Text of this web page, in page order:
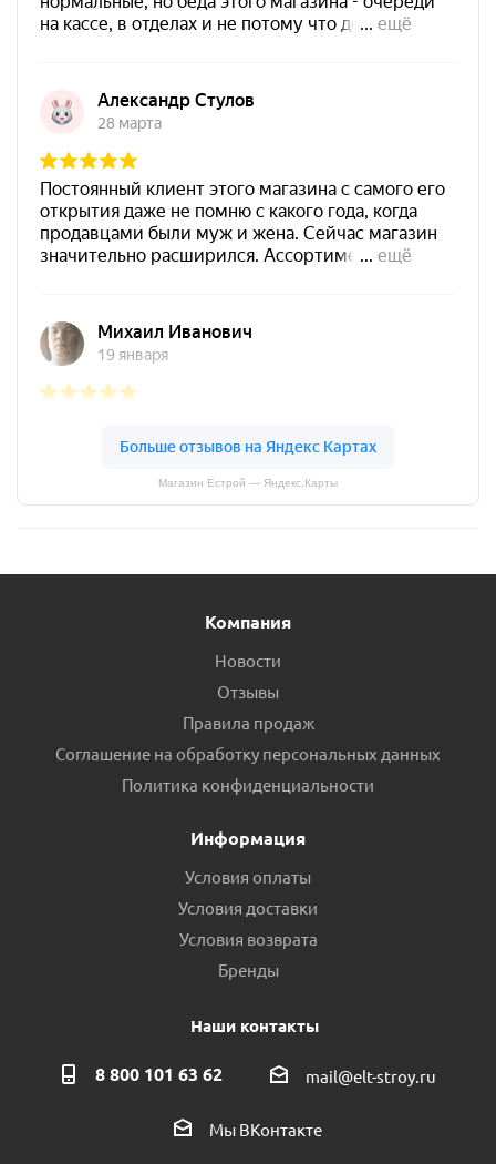
Магазин Естрой — Яндекс.Карты
Компания
Новости
Отзывы
Правила продаж
Соглашение на обработку персональных данных
Политика конфиденциальности
Информация
Условия оплаты
Условия доставки
Условия возврата
Бренды
Наши контакты
8 800 101 63 62 mail@elt-stroy.ru
Мы ВКонтакте